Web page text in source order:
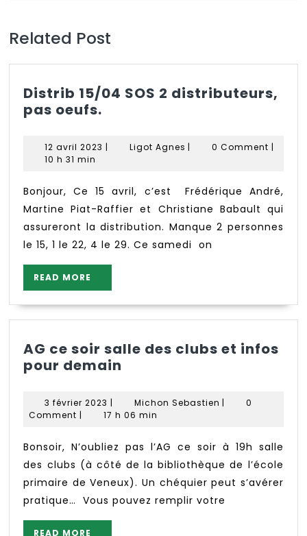
Related Post
Distrib 15/04 SOS 2 distributeurs,
pas oeufs.
SOS
pas
oeufs.
12 avril 2023 12| Ligot Agnes Ligot
| 0 Comment |
10 h 31 min
Bonjour, Ce 15 avril, c’est Frédérique André,
Martine Piat-Raffier et Christiane Babault qui
assureront la distribution. Manque 2 personnes
le 15, 1 le 22, 4 le 29. Ce samedi on
READ MORE
MORE
AG ce soir salle des clubs et infos
pour demain
soir
salle
clubs
et
infos
pour
demain
3 février 2023 3
février
| Michon Sebastien Michon
|
0
Comment | 17 h 06 min
Bonsoir, N’oubliez pas l’AG ce soir à 19h salle
des clubs (à côté de la bibliothèque de l’école
primaire de Veneux). Un chéquier peut s’avérer
pratique… Vous pouvez remplir votre
READ MORE